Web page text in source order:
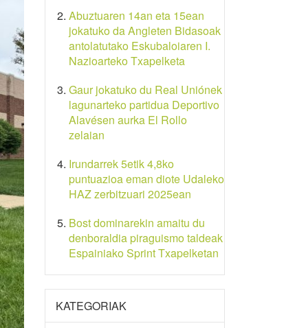
Abuztuaren 14an eta 15ean
jokatuko da Angleten Bidasoak
antolatutako Eskubaloiaren I.
Nazioarteko Txapelketa
Gaur jokatuko du Real Uniónek
lagunarteko partidua Deportivo
Alavésen aurka El Rollo
zelaian
Irundarrek 5etik 4,8ko
puntuazioa eman diote Udaleko
HAZ zerbitzuari 2025ean
Bost dominarekin amaitu du
denboraldia piraguismo taldeak
Espainiako Sprint Txapelketan
KATEGORIAK